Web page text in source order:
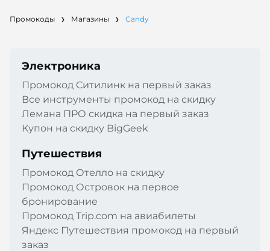
Промокоды Магазины Candy
Электроника
Промокод Cитилинк на первый заказ
Все инструменты промокод на скидку
Лемана ПРО скидка на первый заказ
Купон на скидку BigGeek
Путешествия
Промокод Отелло на скидку
Промокод Островок на первое
бронирование
Промокод Trip.com на авиабилеты
Яндекс Путешествия промокод на первый
заказ